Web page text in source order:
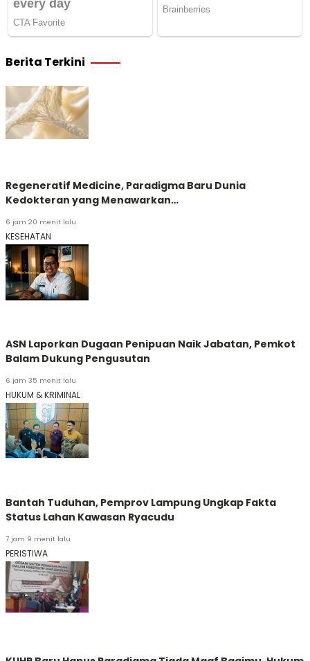
Berita Terkini
Regeneratif Medicine, Paradigma Baru Dunia
Kedokteran yang Menawarkan…
6 jam 20 menit lalu
KESEHATAN
ASN Laporkan Dugaan Penipuan Naik Jabatan, Pemkot
Balam Dukung Pengusutan
6 jam 35 menit lalu
HUKUM & KRIMINAL
Bantah Tuduhan, Pemprov Lampung Ungkap Fakta
Status Lahan Kawasan Ryacudu
7 jam 9 menit lalu
PERISTIWA